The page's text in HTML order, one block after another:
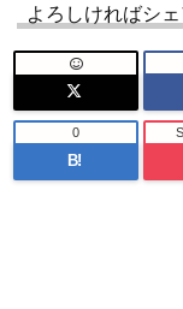
よろしければシ
B!
0